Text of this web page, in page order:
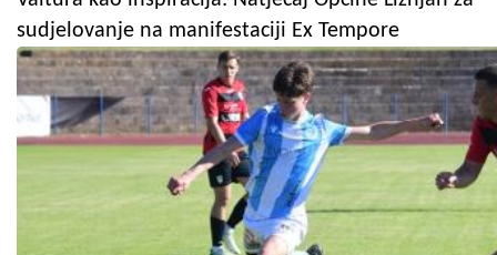
sudjelovanje na manifestaciji Ex Tempore